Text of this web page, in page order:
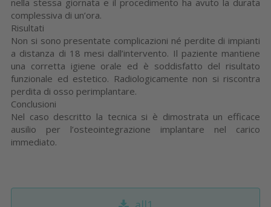
complessiva di un’ora.
Risultati
Non si sono presentate complicazioni né perdite di impianti
a distanza di 18 mesi dall’intervento. Il paziente mantiene
una corretta igiene orale ed è soddisfatto del risultato
funzionale ed estetico. Radiologicamente non si riscontra
perdita di osso perimplantare.
Conclusioni
Nel caso descritto la tecnica si è dimostrata un efficace
ausilio per l’osteointegrazione implantare nel carico
immediato.